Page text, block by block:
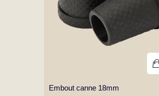
Embout canne 18mm